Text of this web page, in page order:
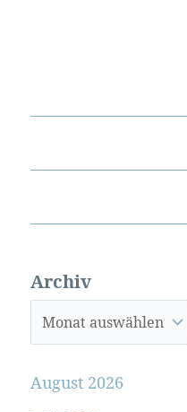
Archiv
August 2026